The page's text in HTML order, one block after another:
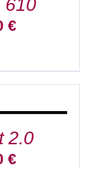
610
€Aktueller
2.0
€Aktueller